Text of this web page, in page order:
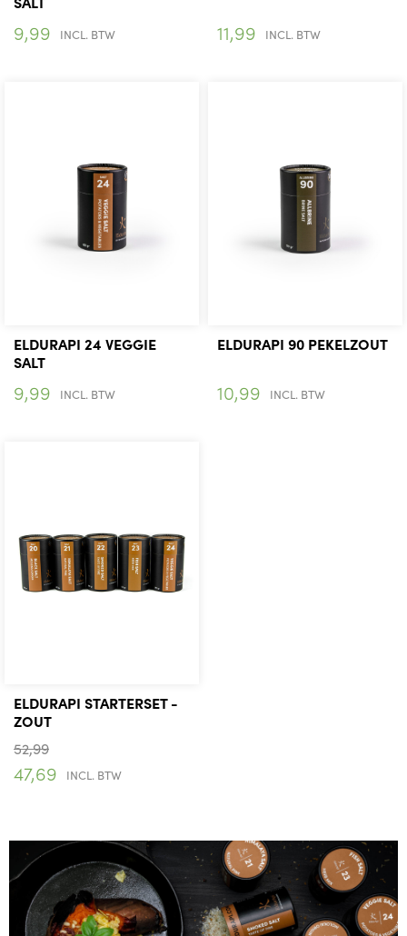
9,99 INCL. BTW 11,99 INCL. BTW
ELDURAPI 24 VEGGIE
SALT
9,99 INCL. BTW
ELDURAPI 90 PEKELZOUT
10,99 INCL. BTW
ELDURAPI STARTERSET -
ZOUT
52,99
47,69 INCL. BTW